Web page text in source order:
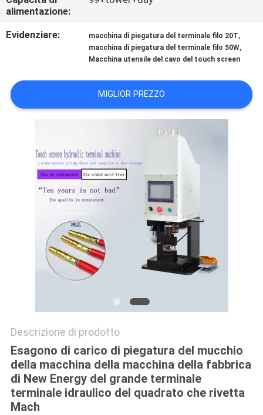
FABBRICA
CONTROLLO
QUALITÀ
NOTIZIE
MAPPA
PRIVACY
POLICY
alimentazione:
Evidenziare: macchina di piegatura del terminale filo 20T,
macchina di piegatura del terminale filo 50W,
Macchina utensile del cavo del touch screen
MIGLIOR PREZZO
Descrizione di prodotto
Esagono di carico di piegatura del mucchio
della macchina della macchina della fabbrica
di New Energy del grande terminale
terminale idraulico del quadrato che rivetta
Mach